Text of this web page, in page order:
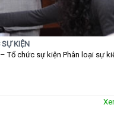
SỰ KIỆN
Tổ chức sự kiện Phân loại sự